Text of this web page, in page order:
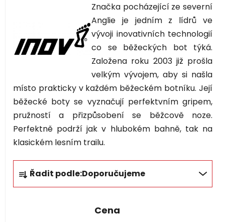
Značka pocházející ze severní
Anglie je jedním z lídrů ve
vývoji inovativních technologií
co se běžeckých bot týká.
Založena roku 2003 již prošla
velkým vývojem, aby si našla
místo prakticky v každém běžeckém botníku. Její
běžecké boty se vyznačují perfektvním gripem,
pružností a přizpůsobení se běžcově noze.
Perfektně podrží jak v hlubokém bahně, tak na
klasickém lesním trailu.
Ř
a
z
Řadit podle:Doporučujeme
Cena